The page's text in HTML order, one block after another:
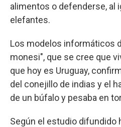
alimentos o defenderse, al
elefantes.
Los modelos informáticos
monesi", que se cree que
que hoy es Uruguay,
del conejillo de indias y el
de un búfalo y pesaba en
Según el estudio difundido